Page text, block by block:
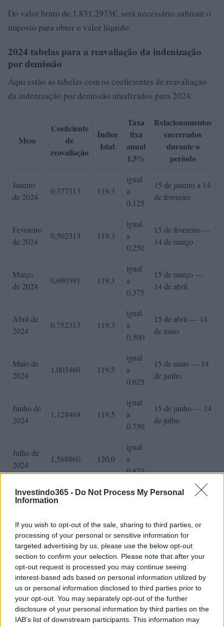
Investindo365 - Do Not Process My Personal
Information
If you wish to opt-out of the sale, sharing to third parties, or
processing of your personal or sensitive information for
targeted advertising by us, please use the below opt-out
section to confirm your selection. Please note that after your
opt-out request is processed you may continue seeing
interest-based ads based on personal information utilized by
us or personal information disclosed to third parties prior to
your opt-out. You may separately opt-out of the further
disclosure of your personal information by third parties on the
IAB’s list of downstream participants. This information may
Do valor bruto de 1.831.2975€, será necessário subtrair o
imposto para obter o valor líquido.
2024 tabelas para a reavaliação da indenização
por demissão
Aqui estão as tabelas com os coeficientes de reavaliação
da indenização por demissão atualizados para 2024:
Mese
Coeficiente
de
reavaliação
Índice
Istat
Taxa
fixa
anual
1,5%
Relacionamentos
encerrados
durante o
período
Janeiro
de 2024
0,377313 119,3
igual
a
0,125
15 de janeiro a 14
de fevereiro
Fevereiro
de 2024
0,502313 119,3
igual
a
0,250
15 de fevereiro —
14 de março
Março
de 2024
0,690391 119,3
igual
a
0,375
15 de março —
14 de abril
Abril de
2024
0,752313 119,3
igual
a
0,500
15 de abril — 14
de maio
Maio de
2024
1,003469 119,5
igual
a
0,625
15 de maio — 14
de junho
Junho de
2024
1,128469 119,5
igual
a
0,750
15 de junho — 14
de julho
Julho de
2024
1,568860 120,0
igual
a
0,875
15 de julho — 14 de agosto
reavaliação da indenização por demissão em caso de
rescisão da relação de trabalho. O TFR é pago em todos os
casos de rescisão do contrato de trabalho,
independentemente da causa (demissão, demissão
voluntária, idade de aposentadoria